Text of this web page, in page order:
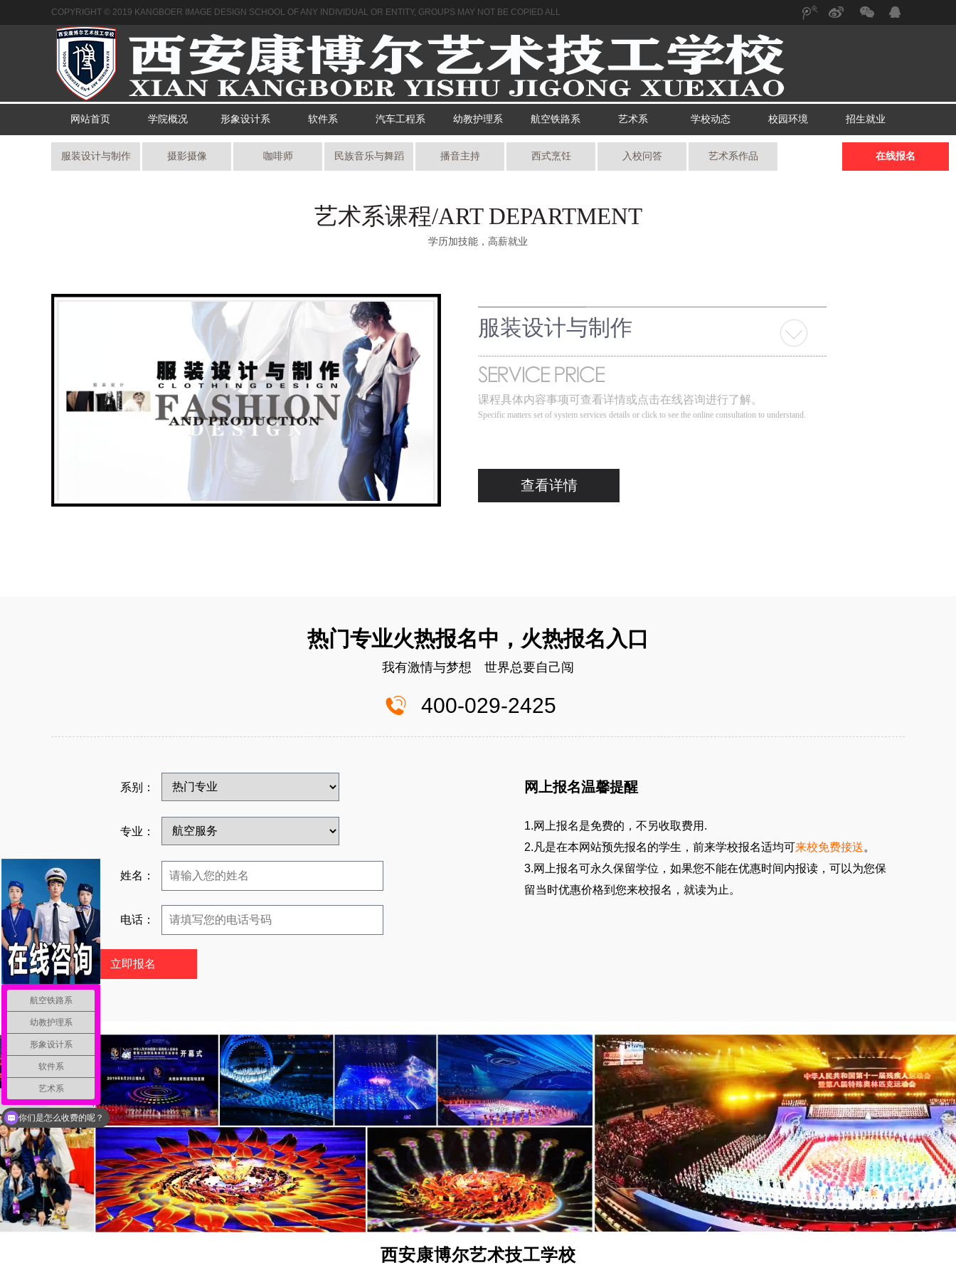
COPYRIGHT © 2019 KANGBOER IMAGE DESIGN SCHOOL OF ANY INDIVIDUAL OR ENTITY, GROUPS MAY NOT BE COPIED ALL
新
腾
网站首页 学院概况 形象设计系 软件系 汽车工程系 幼教护理系 航空铁路系 艺术系 学校动态 校园环境 招生就业
服装设计与制作 摄影摄像 咖啡师 民族音乐与舞蹈 播音主持 西式烹饪 入校问答 艺术系作品 在线报名
艺术系课程/ART DEPARTMENT
学历加技能，高薪就业
服装设计与制作
课程具体内容事项可查看详情或点击在线咨询进行了解。
Specific matters set of system services details or click to see the online consultation to understand.
查看详情
热门专业火热报名中，火热报名入口
我有激情与梦想 世界总要自己闯
400-029-2425
系别：
专业：
姓名：
电话：
网上报名温馨提醒
1.网上报名是免费的，不另收取费用.
2.凡是在本网站预先报名的学生，前来学校报名适均可来校免费接送。
3.网上报名可永久保留学位，如果您不能在优惠时间内报读，可以为您保
留当时优惠价格到您来校报名，就读为止。
西安康博尔艺术技工学校
航空铁路系
幼教护理系
形象设计系
软件系
艺术系
你们是怎么收费的呢？